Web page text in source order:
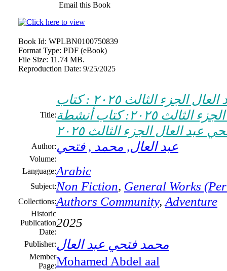
Email this Book
Book Id: WPLBN0100750839
Format Type: PDF (eBook)
File Size: 11.74 MB.
Reproduction Date: 9/25/2025
Title:
كتاب أنشطة الدكتور محمد فتحي عبد العال الجزء الثالث ٢٠٢٥ : كتاب
أنشطة الدكتور محمد فتحي عبد العال الجزء الثالث ٢٠٢٥: كتاب أنشطة
عبد العال الجزء الثالث ٢٠٢٥
Author:عبد العال, محمد , فتحي
Volume:
Language:Arabic
Subject:Non Fiction, General Works
Collections:Authors Community,Adventure
Historic
Publication
Date:
2025
Publisher:محمد فتحي عبد العال
Member
Page:Mohamed Abdel aal